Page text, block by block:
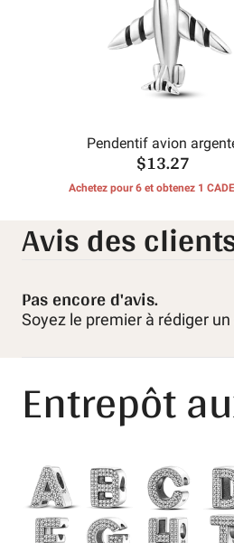
Pendentif avion
$13.27
Achetez pour 6 et obtenez 1
Avis des
Pas encore d'avis.
Soyez le premier à rédiger un
Entrepôt